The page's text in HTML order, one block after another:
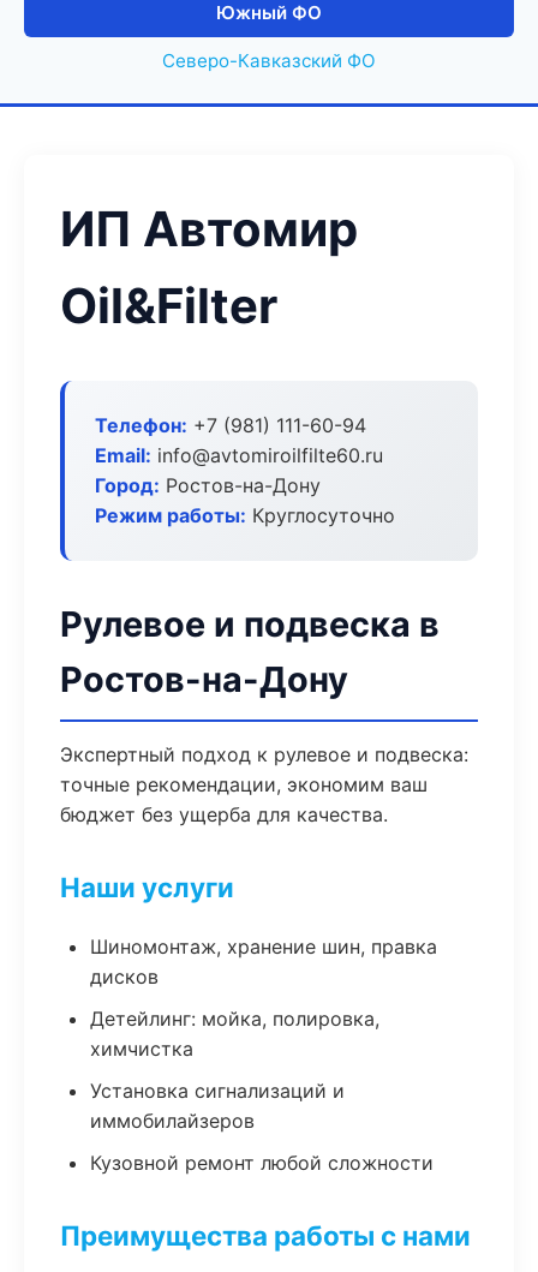
Южный ФО
Северо-Кавказский ФО
ИП Автомир
Oil&Filter
Телефон: +7 (981) 111-60-94
Email: info@avtomiroilfilte60.ru
Город: Ростов-на-Дону
Режим работы: Круглосуточно
Рулевое и подвеска в
Ростов-на-Дону
Экспертный подход к рулевое и подвеска:
точные рекомендации, экономим ваш
бюджет без ущерба для качества.
Наши услуги
Шиномонтаж, хранение шин, правка
дисков
Детейлинг: мойка, полировка,
химчистка
Установка сигнализаций и
иммобилайзеров
Кузовной ремонт любой сложности
Преимущества работы с нами